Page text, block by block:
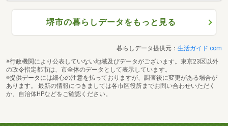
堺市の暮らしデータをもっと見る
暮らしデータ提供元： 生活ガイド.com
※行政機関により公表していない地域及びデータがございます。東京23区以外
の政令指定都市は、市全体のデータとして表示しています。
※提供データには細心の注意を払っておりますが、調査後に変更がある場合が
あります。 最新の情報につきましては各市区役所までお問い合わせいただく
か、自治体HPなどをご確認ください。